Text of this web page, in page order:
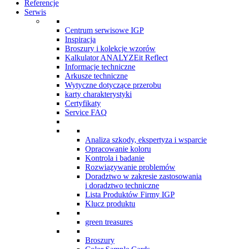
Referencje
Serwis
Centrum serwisowe IGP
Inspiracja
Broszury i kolekcje wzorów
Kalkulator ANALYZEit Reflect
Informacje techniczne
Arkusze techniczne
Wytyczne dotyczące przerobu
karty charakterystyki
Certyfikaty
Service FAQ
Analiza szkody, ekspertyza i wsparcie
Opracowanie koloru
Kontrola i badanie
Rozwiązywanie problemów
Doradztwo w zakresie zastosowania
i doradztwo techniczne
Lista Produktów Firmy IGP
Klucz produktu
green treasures
Broszury